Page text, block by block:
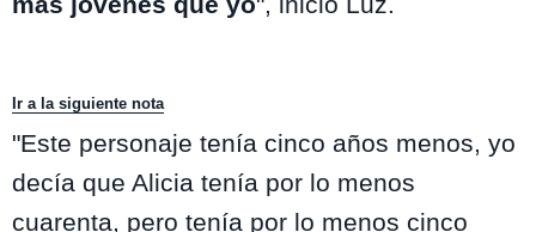
Ir a la siguiente nota
"Este personaje tenía cinco años menos, yo
decía que Alicia tenía por lo menos
cuarenta, pero tenía por lo menos cinco